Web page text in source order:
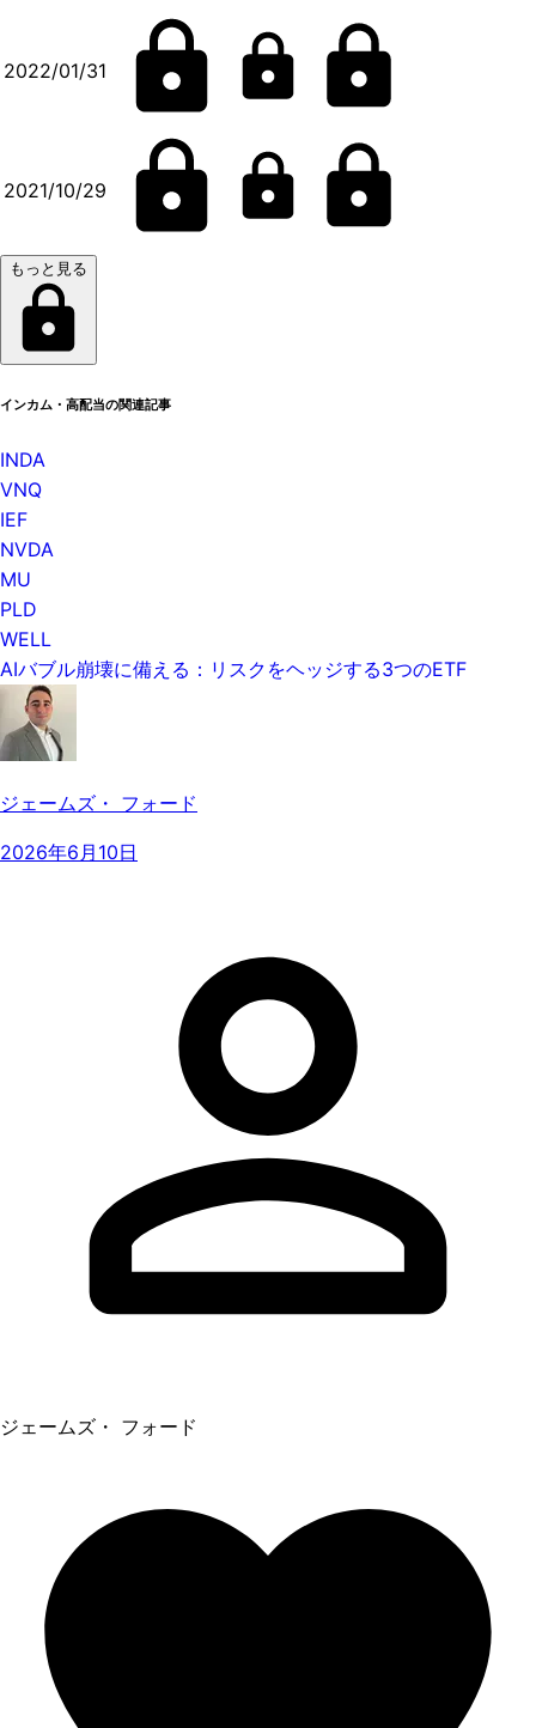
2022/01/31
2021/10/29
もっと見る
インカム・高配当の関連記事
INDA
VNQ
IEF
NVDA
MU
PLD
WELL
AIバブル崩壊に備える：リスクをヘッジする3つのETF
ジェームズ・ フォード
2026年6月10日
ジェームズ・ フォード